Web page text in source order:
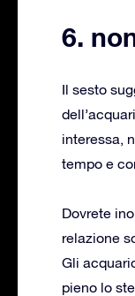
6.
Il sesto
interessa,
tempo e
Dovrete
relazione
Gli
pieno lo